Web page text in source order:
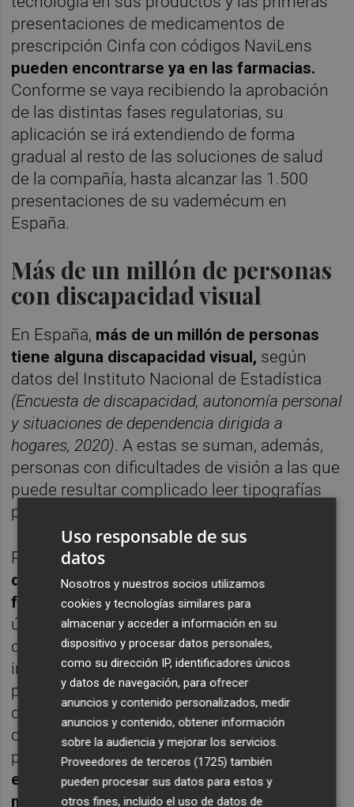
presentaciones de medicamentos de
prescripción Cinfa con códigos NaviLens
pueden encontrarse ya en las farmacias.
Conforme se vaya recibiendo la aprobación
de las distintas fases regulatorias, su
aplicación se irá extendiendo de forma
gradual al resto de las soluciones de salud
de la compañía, hasta alcanzar las 1.500
presentaciones de su vademécum en
España.
Más de un millón de personas
con discapacidad visual
En España, más de un millón de personas
tiene alguna discapacidad visual, según
datos del Instituto Nacional de Estadística
(Encuesta de discapacidad, autonomía personal
y situaciones de dependencia dirigida a
hogares, 2020). A estas se suman, además,
personas con dificultades de visión a las que
puede resultar complicado leer tipografías
pequeñas en estuches o prospectos.
Por normativa,
deben incluir en el estuche el nombre del
fármaco en braille, pero se estima que
únicamente una de cada diez personas con
discapacidad visual en España lo utiliza. La
inclusión adicional del código NaviLens
permite ampliar la información importante
del medicamento, como su fecha de
caducidad, el lote y el contenido íntegro del
prospecto. Adicionalmente,Cinfa incluirá
este código NaviLens no sólo en los
medicamentos, sino en el resto de
Uso responsable de sus
datos
Nosotros y nuestros socios utilizamos
cookies y tecnologías similares para
almacenar y acceder a información en su
dispositivo y procesar datos personales,
como su dirección IP, identificadores únicos
y datos de navegación, para ofrecer
anuncios y contenido personalizados, medir
anuncios y contenido, obtener información
sobre la audiencia y mejorar los servicios.
Proveedores de terceros (1725) también
pueden procesar sus datos para estos y
otros fines, incluido el uso de datos de